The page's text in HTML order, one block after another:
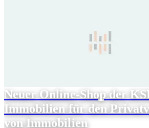
Neuer Online-Shop der
Immobilien für den
von Immobilien